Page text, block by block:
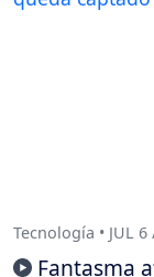
Tecnología • JUL 6
Fantasma